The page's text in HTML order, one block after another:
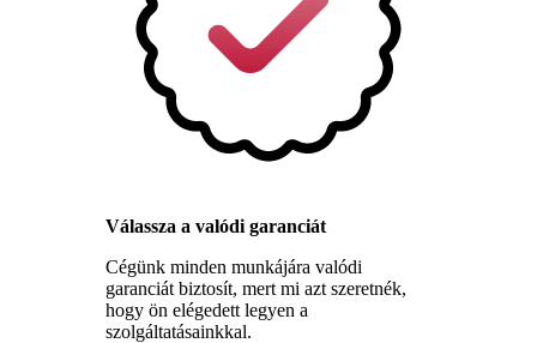
Válassza a valódi garanciát
Cégünk minden munkájára valódi
garanciát biztosít, mert mi azt szeretnék,
hogy ön elégedett legyen a
szolgáltatásainkkal.